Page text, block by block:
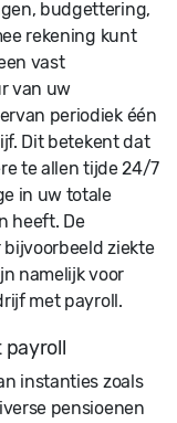
budgettering,
rekening kunt
vast
van uw
periodiek één
Dit betekent dat
te allen tijde 24/7
in uw totale
heeft. De
ziekte
namelijk voor
met payroll.
payroll
instanties zoals
pensioenen